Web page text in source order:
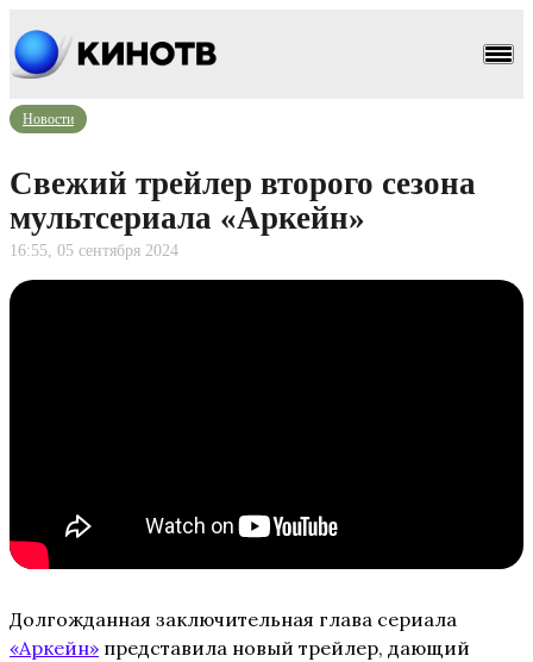
Новости
Свежий трейлер второго сезона
мультсериала «Аркейн»
16:55, 05 сентября 2024
Долгожданная заключительная глава сериала
«Аркейн» представила новый трейлер, дающий